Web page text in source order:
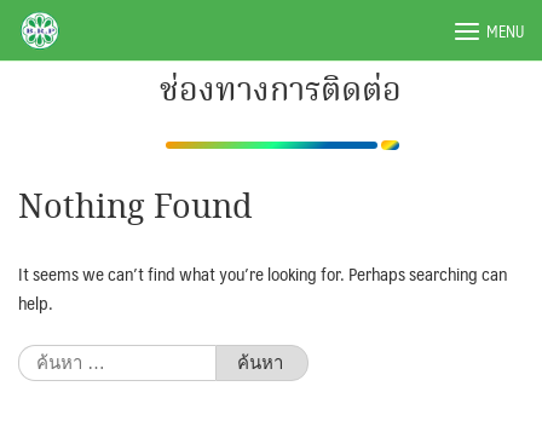
SkipBRPAUTO.COM MENU
ช่องทางการติดต่อ
Nothing Found
It seems we can’t find what you’re looking for. Perhaps searching can
help.
ค้นหา
สำหรับ: